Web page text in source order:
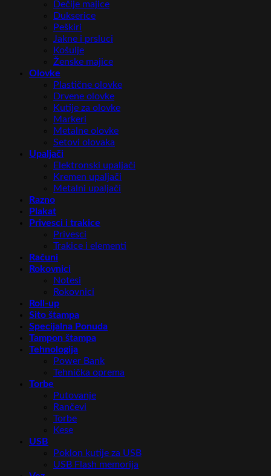
Dečije majice
Dukserice
Peškiri
Jakne i prsluci
Košulje
Ženske majice
Olovke
Plastične olovke
Drvene olovke
Kutije za olovke
Markeri
Metalne olovke
Setovi olovaka
Upaljači
Elektronski upaljači
Kremen upaljači
Metalni upaljači
Razno
Plakat
Privesci i trakice
Privesci
Trakice i elementi
Računi
Rokovnici
Notesi
Rokovnici
Roll-up
Sito štampa
Specijalna Ponuda
Tampon štampa
Tehnologija
Power Bank
Tehnička oprema
Torbe
Putovanje
Rančevi
Torbe
Kese
USB
Poklon kutije za USB
USB Flash memorija